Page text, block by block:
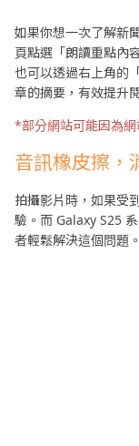
如果你想一次了解新
頁點選「朗讀重點內
也可以透過右上角的
章的摘要，有效提升
*部分網站可能因為
音訊橡皮擦，
拍攝影片時，如果受
驗。而 Galaxy S25
者輕鬆解決這個問題。